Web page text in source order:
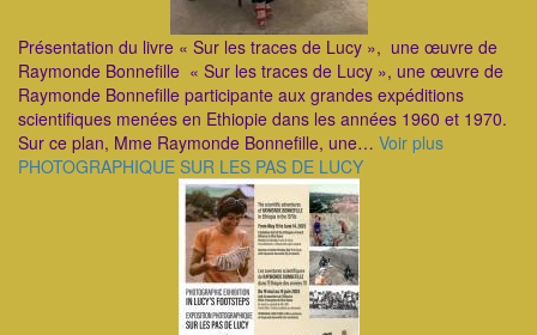
Présentation du livre « Sur les traces de Lucy », une œuvre de
Raymonde Bonnefille ​« Sur les traces de Lucy », une œuvre de
Raymonde Bonnefille participante aux grandes expéditions
scientifiques menées en Ethiopie dans les années 1960 et 1970. ​
Sur ce plan, Mme Raymonde Bonnefille, une… Voir plus
PHOTOGRAPHIQUE SUR LES PAS DE LUCY